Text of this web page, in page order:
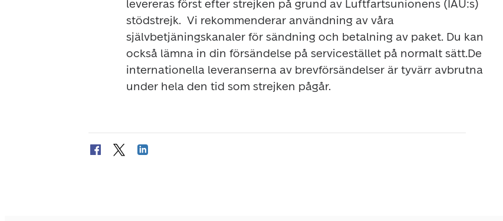
levereras först efter strejken på grund av Luftfartsunionens (IAU:s)
stödstrejk. Vi rekommenderar användning av våra
självbetjäningskanaler för sändning och betalning av paket. Du kan
också lämna in din försändelse på servicestället på normalt sätt.De
internationella leveranserna av brevförsändelser är tyvärr avbrutna
under hela den tid som strejken pågår.